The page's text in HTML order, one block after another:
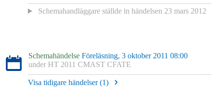
Schemahandläggare ställde in händelsen 23 mars 2012
Schemahändelse Föreläsning, 3 oktober 2011 08:00
under HT 2011 CMAST CFATE
Visa tidigare händelser (1)